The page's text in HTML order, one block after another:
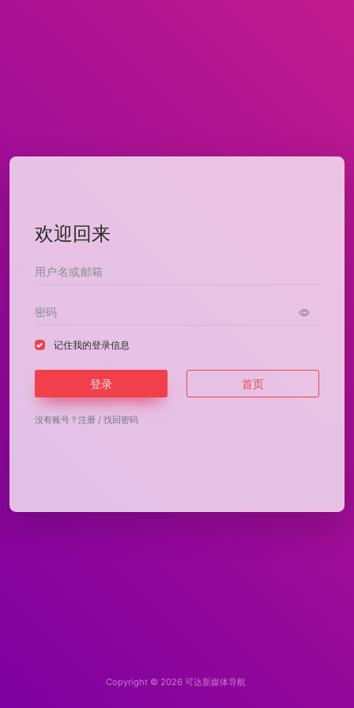
欢迎回来
记住我的登录信息
登录 首页
没有账号？ 注册 / 找回密码
Copyright © 2026 可达新媒体导航